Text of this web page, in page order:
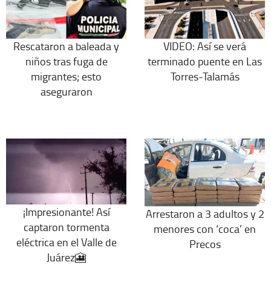
Rescataron a baleada y
niños tras fuga de
migrantes; esto
aseguraron
VIDEO: Así se verá
terminado puente en Las
Torres-Talamás
¡Impresionante! Así
captaron tormenta
eléctrica en el Valle de
Juárez🎦
Arrestaron a 3 adultos y 2
menores con ‘coca’ en
Precos